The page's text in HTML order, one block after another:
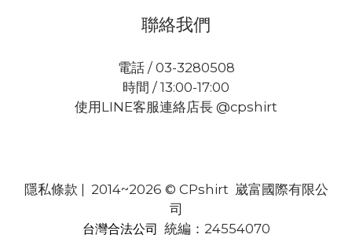
聯絡我們
電話 / 03-3280508
時間 / 13:00-17:00
使用LINE客服連絡店長 @cpshirt
隱私條款 | 2014~2026 © CPshirt 崴富國際有限公
司
台灣合法公司 統編：24554070